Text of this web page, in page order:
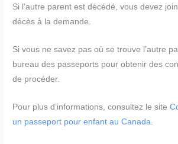
Si l’autre parent est décédé, vous devez
décès à la demande.
Si vous ne savez pas où se trouve l’autre
bureau des passeports pour obtenir des
de procéder.
Pour plus d’informations, consultez le site
un passeport pour enfant au Canada